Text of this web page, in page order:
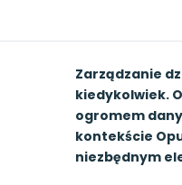
Zarządzanie
kiedykolwiek.
ogromem
kontekście
niezbędnym